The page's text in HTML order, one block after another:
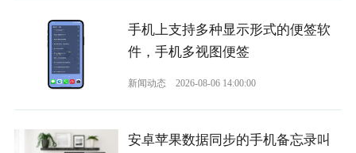
手机上支持多种显示形式的便签软
件，手机多视图便签
新闻动态 2026-08-06 14:00:00
安卓苹果数据同步的手机备忘录叫